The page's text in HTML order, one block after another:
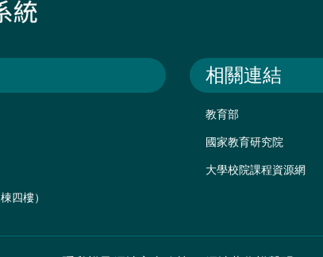
四樓）
相關連結
教育部
國家教育研究院
大學校院課程資源網